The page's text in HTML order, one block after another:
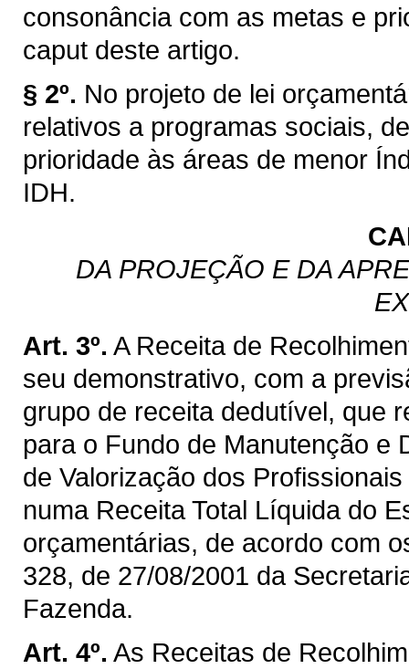
consonância com as metas e
caput deste artigo.
§ 2º. No projeto de lei
relativos a programas sociais,
prioridade às áreas de menor
IDH.
DA PROJEÇÃO E DA
Art. 3º. A Receita de
seu demonstrativo, com a
grupo de receita dedutível, que
para o Fundo de Manutenção e
de Valorização dos
numa Receita Total Líquida do
orçamentárias, de acordo com
328, de 27/08/2001 da
Fazenda.
Art. 4º. As Receitas de